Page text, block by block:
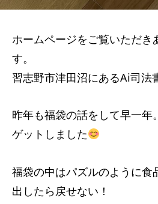
ホームページをご覧いただき
す。
習志野市津田沼にあるAi司法
昨年も福袋の話をして早一年
ゲットしました
福袋の中はパズルのように食
出したら戻せない！